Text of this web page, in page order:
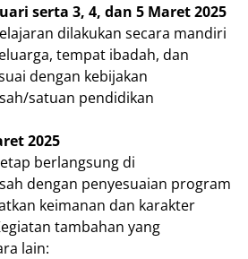
serta 3, 4, dan 5 Maret 2025
dilakukan secara mandiri
tempat ibadah, dan
dengan kebijakan
satuan pendidikan
2025
berlangsung di
dengan penyesuaian program
keimanan dan karakter
tambahan yang
lain: